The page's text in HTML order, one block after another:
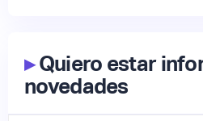
▸Quiero estar
novedades